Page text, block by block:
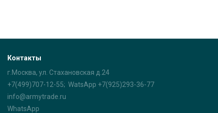
Контакты
г.Москва, ул. Стахановская д.24
+7(499)707-12-55; WatsApp +7(925)293-36-77
info@armytrade.ru
WhatsApp